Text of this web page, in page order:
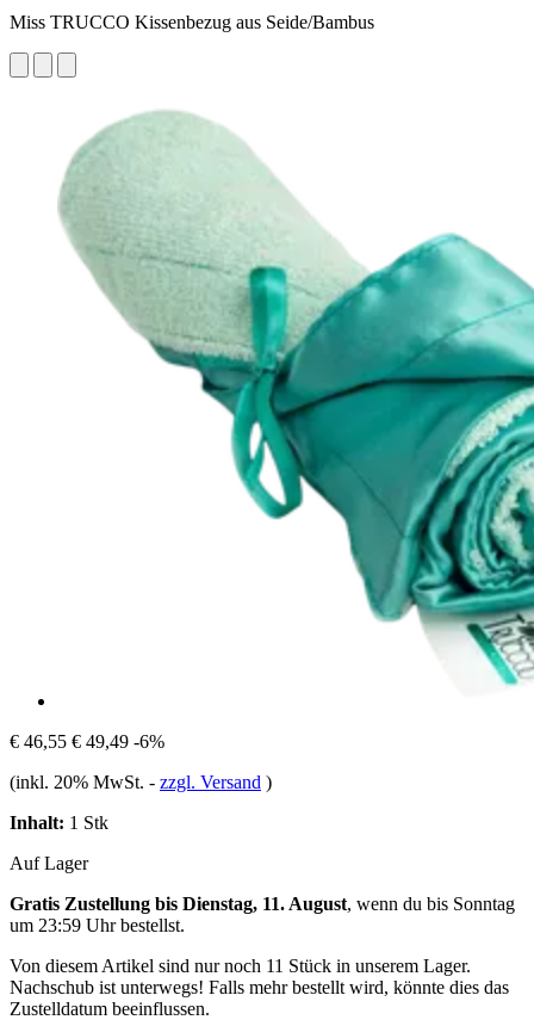
Miss TRUCCO Kissenbezug aus Seide/Bambus
€ 46,55 € 49,49 -6%
(inkl. 20% MwSt. - zzgl. Versand )
Inhalt: 1 Stk
Auf Lager
Gratis Zustellung bis Dienstag, 11. August, wenn du bis Sonntag
um 23:59 Uhrbestellst.
Von diesem Artikel sind nur noch 11 Stück in unserem Lager.
Nachschub ist unterwegs! Falls mehr bestellt wird, könnte dies das
Zustelldatum beeinflussen.